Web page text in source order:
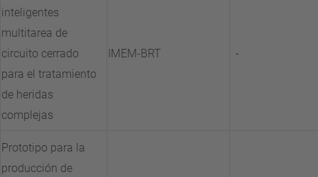
inteligentes
multitarea de
circuito cerrado
para el tratamiento
de heridas
complejas
IMEM-BRT -
Prototipo para la
producción de